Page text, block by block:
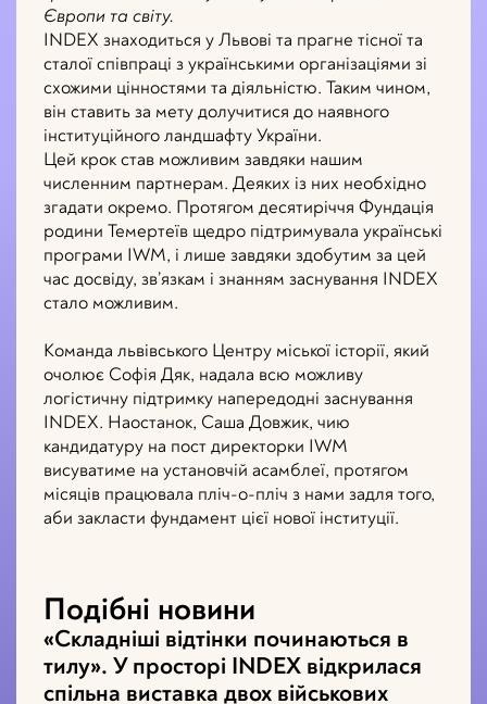
Європи та світу.
INDEX знаходиться у Львові та прагне тісної та
сталої співпраці з українськими організаціями зі
схожими цінностями та діяльністю. Таким чином,
він ставить за мету долучитися до наявного
інституційного ландшафту України.
Цей крок став можливим завдяки нашим
численним партнерам. Деяких із них необхідно
згадати окремо. Протягом десятиріччя Фундація
родини Темертеїв щедро підтримувала українські
програми IWM, і лише завдяки здобутим за цей
час досвіду, зв’язкам і знанням заснування INDEX
стало можливим.
Команда львівського Центру міської історії, який
очолює Софія Дяк, надала всю можливу
логістичну підтримку напередодні заснування
INDEX. Наостанок, Саша Довжик, чию
кандидатуру на пост директорки IWM
висуватиме на установчій асамблеї, протягом
місяців працювала пліч-о-пліч з нами задля того,
аби закласти фундамент цієї нової інституції.
Подібні новини
«Складніші відтінки починаються в
тилу». У просторі INDEX відкрилася
спільна виставка двох військових